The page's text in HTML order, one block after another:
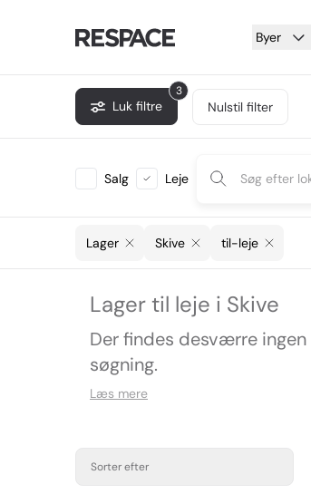
Byer
3
Luk filtre Nulstil filter
Salg Leje
Lager Skive til-leje
Lager til leje i Skive
Der findes desværre
søgning.
Læs mere
Sorter efter